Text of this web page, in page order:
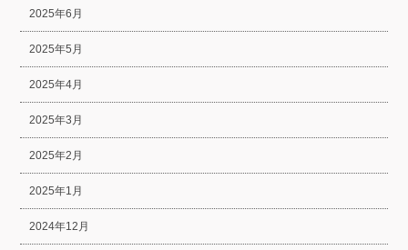
2025年6月
2025年5月
2025年4月
2025年3月
2025年2月
2025年1月
2024年12月